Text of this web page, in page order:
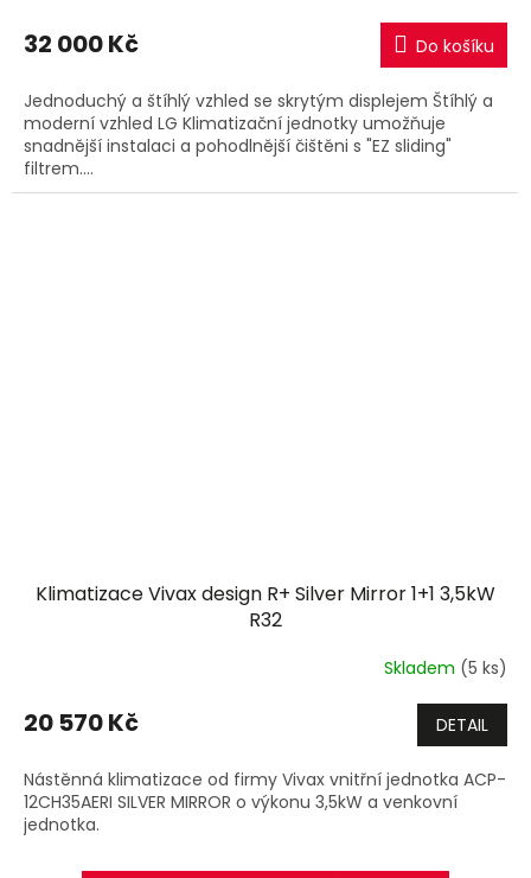
32 000 Kč Do košíku
Jednoduchý a štíhlý vzhled se skrytým displejem Štíhlý a
moderní vzhled LG Klimatizační jednotky umožňuje
snadnější instalaci a pohodlnější čištěni s "EZ sliding"
filtrem....
Klimatizace Vivax design R+ Silver Mirror 1+1 3,5kW
R32
Skladem (5 ks)
20 570 Kč DETAIL
Nástěnná klimatizace od firmy Vivax vnitřní jednotka ACP-
12CH35AERI SILVER MIRROR o výkonu 3,5kW a venkovní
jednotka.